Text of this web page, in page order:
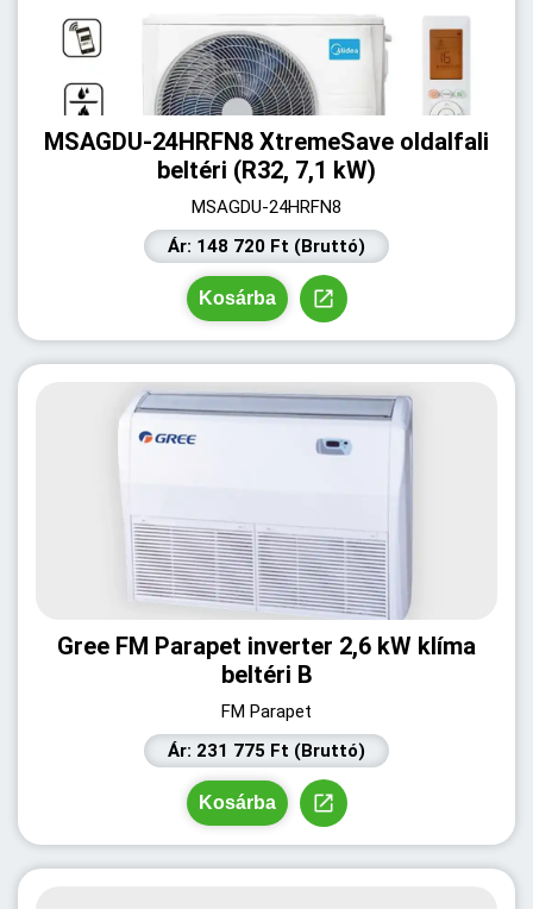
MSAGDU-24HRFN8 XtremeSave oldalfali
beltéri (R32, 7,1 kW)
MSAGDU-24HRFN8
Ár: 148 720 Ft (Bruttó)
Kosárba
Gree FM Parapet inverter 2,6 kW klíma
beltéri B
FM Parapet
Ár: 231 775 Ft (Bruttó)
Kosárba